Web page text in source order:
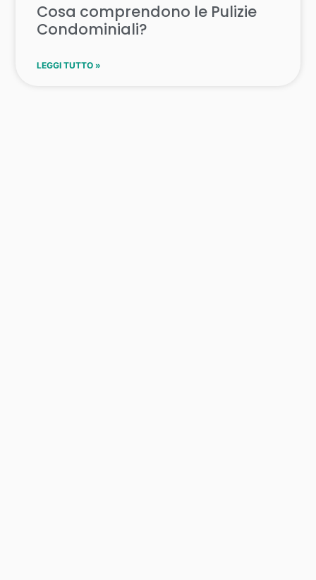
Cosa comprendono le Pulizie
Condominiali?
LEGGI TUTTO »